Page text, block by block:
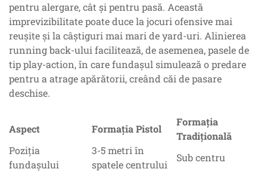
pentru alergare, cât și pentru pasă. Această
imprevizibilitate poate duce la jocuri ofensive mai
reușite și la câștiguri mai mari de yard-uri. Alinierea
running back-ului facilitează, de asemenea, pasele de
tip play-action, în care fundașul simulează o predare
pentru a atrage apărătorii, creând căi de pasare
deschise.
Aspect Formația Pistol
Formația
Tradițională
Poziția
fundașului
3-5 metri în
spatele centrului
Sub centru